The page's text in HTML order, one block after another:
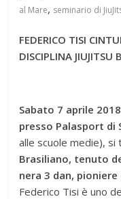
al Mare, seminario di
FEDERICO TISI
DISCIPLINA JIUJITSU
Sabato 7 aprile
presso Palasport di
alle scuole medie), si
Brasiliano, tenuto
nera 3 dan,
Federico Tisi è uno